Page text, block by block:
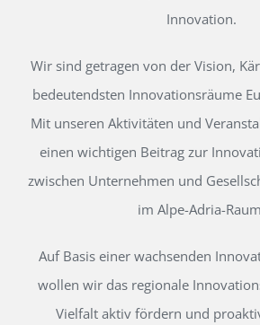
Innovation.
Wir sind getragen von der Vision,
bedeutendsten Innovationsräume
Mit unseren Aktivitäten und
einen wichtigen Beitrag zur
zwischen Unternehmen und
im Alpe-Adria-
Auf Basis einer wachsenden
wollen wir das regionale
Vielfalt aktiv fördern und